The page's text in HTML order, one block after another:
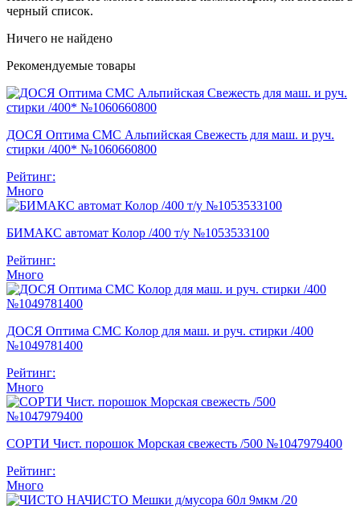
черный список.
Ничего не найдено
Рекомендуемые товары
ДОСЯ Оптима СМС Альпийская Свежесть для маш. и руч.
стирки /400* №1060660800
Рейтинг:
Много
БИМАКС автомат Колор /400 т/у №1053533100
Рейтинг:
Много
ДОСЯ Оптима СМС Колор для маш. и руч. стирки /400
№1049781400
Рейтинг:
Много
СОРТИ Чист. порошок Морская свежесть /500 №1047979400
Рейтинг:
Много